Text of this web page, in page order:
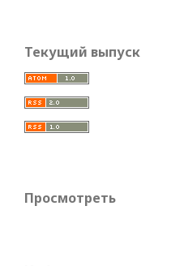
Текущий выпуск
Просмотреть